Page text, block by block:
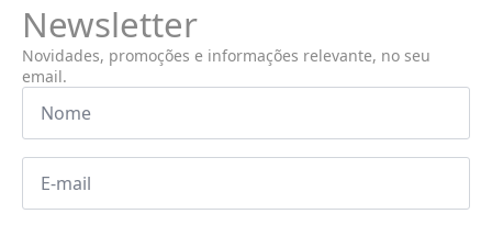
Newsletter
Novidades, promoções e informações relevante, no seu
email.
Nome
Email